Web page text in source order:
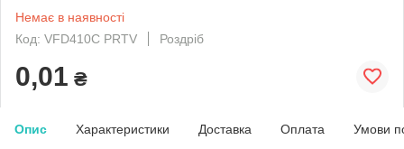
Немає в наявності
Код: VFD410C PRTV
Роздріб
0,01 ₴
Опис Характеристики Доставка Оплата Умови